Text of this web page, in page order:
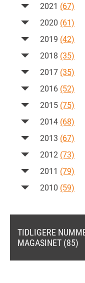
2021 (67)
2020 (61)
2019 (42)
2018 (35)
2017 (35)
2016 (52)
2015 (75)
2014 (68)
2013 (67)
2012 (73)
2011 (79)
2010 (59)
TIDLIGERE
MAGASINET (85)